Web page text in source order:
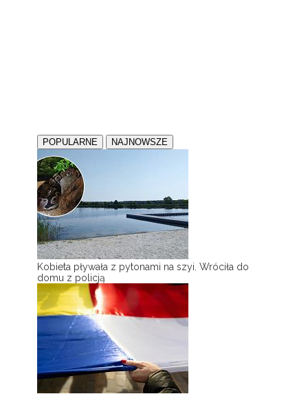
POPULARNE NAJNOWSZE
Kobieta pływała z pytonami na szyi. Wróciła do
domu z policją